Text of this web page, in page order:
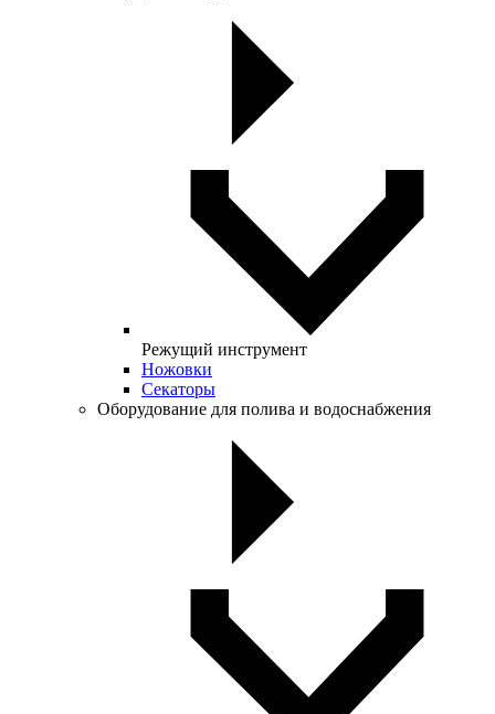
Режущий инструмент
Ножовки
Секаторы
Оборудование для полива и водоснабжения